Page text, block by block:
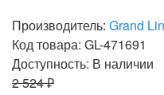
Производитель: Grand
Код товара: GL-471691
Доступность: В наличии
2 524 ₽